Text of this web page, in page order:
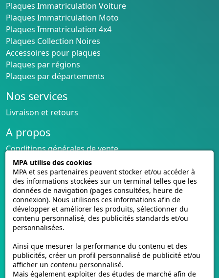
Plaques Immatriculation Voiture
Plaques Immatriculation Moto
Plaques Immatriculation 4x4
Plaques Collection Noires
Accessoires pour plaques
Plaques par régions
Plaques par départements
Nos services
Livraison et retours
A propos
Conditions générales de vente
CGU cagnotte
Politique de cookies
Homologation des plaques
Vidéos de pose
Contactez-nous
Avis clients
www.e-mmat.fr
440 Rue de la Pièce Léger
MPA utilise des cookies
MPA et ses partenaires peuvent stocker et/ou accéder à
des informations stockées sur un terminal telles que les
données de navigation (pages consultées, heure de
connexion). Nous utilisons ces informations afin de
développer et améliorer les produits, sélectionner du
contenu personnalisé, des publicités standards et/ou
personnalisées.
Ainsi que mesurer la performance du contenu et des
publicités, créer un profil personnalisé de publicité et/ou
afficher un contenu personnalisé.
Mais également exploiter des études de marché afin de